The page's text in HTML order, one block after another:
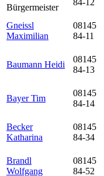
Bürgermeister
84-12
Gneissl
Maximilian
08145
84-11
Baumann Heidi
08145
84-13
Bayer Tim
08145
84-14
Becker
Katharina
08145
84-34
Brandl
Wolfgang
08145
84-52